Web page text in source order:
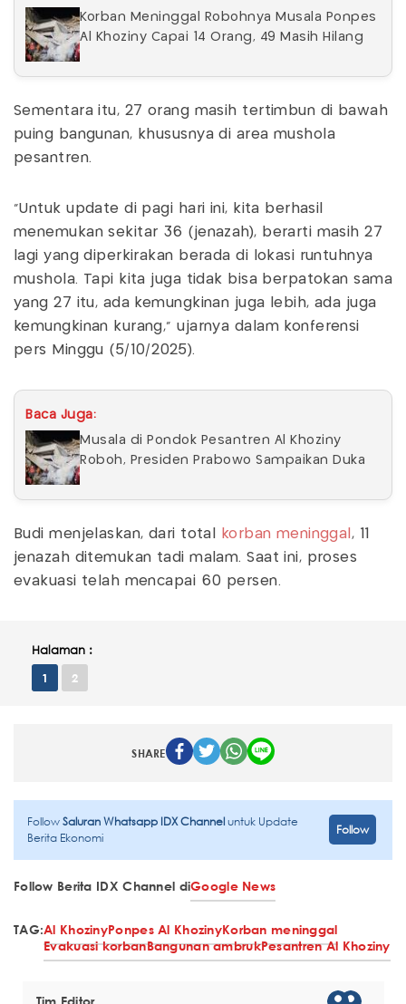
Korban Meninggal Robohnya Musala Ponpes
Al Khoziny Capai 14 Orang, 49 Masih Hilang
Sementara itu, 27 orang masih tertimbun di bawah
puing bangunan, khususnya di area mushola
pesantren.
"Untuk update di pagi hari ini, kita berhasil
menemukan sekitar 36 (jenazah), berarti masih 27
lagi yang diperkirakan berada di lokasi runtuhnya
mushola. Tapi kita juga tidak bisa berpatokan sama
yang 27 itu, ada kemungkinan juga lebih, ada juga
kemungkinan kurang," ujarnya dalam konferensi
pers Minggu (5/10/2025).
Baca Juga:
Musala di Pondok Pesantren Al Khoziny
Roboh, Presiden Prabowo Sampaikan Duka
Budi menjelaskan, dari total korban meninggal , 11
jenazah ditemukan tadi malam. Saat ini, proses
evakuasi telah mencapai 60 persen.
Halaman :
1 2
SHARE
FollowSaluran Whatsapp IDX Channeluntuk Update
Berita Ekonomi
Follow
Follow Berita IDX Channel diGoogle News
TAG:Al KhozinyPonpes Al KhozinyKorban meninggal
Evakuasi korbanBangunan ambrukPesantren Al Khoziny
Tim Editor